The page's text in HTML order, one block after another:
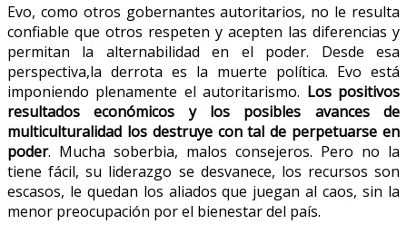
Evo, como otros gobernantes autoritarios, no le resulta
confiable que otros respeten y acepten las diferencias y
permitan la alternabilidad en el poder. Desde esa
perspectiva,la derrota es la muerte política. Evo está
imponiendo plenamente el autoritarismo. Los positivos
resultados económicos y los posibles avances de
multiculturalidad los destruye con tal de perpetuarse en
poder. Mucha soberbia, malos consejeros. Pero no la
tiene fácil, su liderazgo se desvanece, los recursos son
escasos, le quedan los aliados que juegan al caos, sin la
menor preocupación por el bienestar del país.